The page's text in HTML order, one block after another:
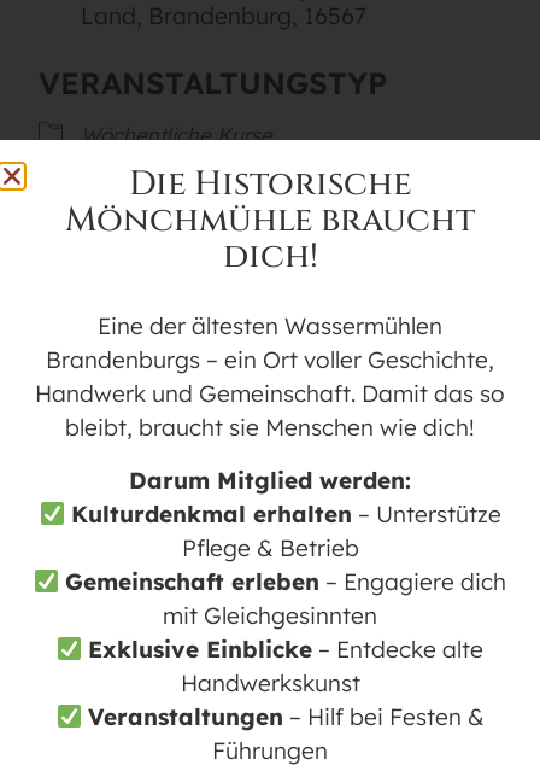
Land, Brandenburg, 16567
VERANSTALTUNGSTYP
Wöchentliche Kurse
Karte nicht verfügbar
jeden Donnerstagabend ab 18:00 Uhr im
Tanzsaal der Historischen Mönchmühle in
Mühlenbeck. Die Mitglieder haben Spaß
am Linedance, gemeinsamen Feiern und
Mühlenbeck, Schildow, Glienicke und
Berlin. Der Tanzabend beginnt im leichten
Niveau und steigert sich dann in ein
mittleres Niveau und schließlich in ein
fortgeschrittenes Niveau. Der
Schwerpunkt liegt auf Spaß und Freude,
und es wird kein Stress gemacht. Gäste,
neue Mitstreiter und andere Begeisterte
sind herzlich willkommen. Bitte
Die Historische
Mönchmühle braucht
dich!
Eine der ältesten Wassermühlen
Brandenburgs – ein Ort voller Geschichte,
Handwerk und Gemeinschaft. Damit das so
bleibt, braucht sie Menschen wie dich!
Darum Mitglied werden:
Kulturdenkmal erhalten – Unterstütze
Pflege & Betrieb
Gemeinschaft erleben – Engagiere dich
mit Gleichgesinnten
Exklusive Einblicke – Entdecke alte
Handwerkskunst
Veranstaltungen – Hilf bei Festen &
Führungen